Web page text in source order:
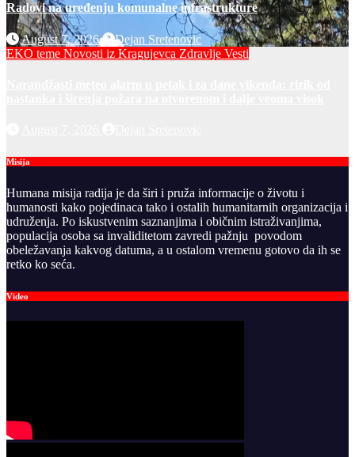
Radovi na uređenju komunalne infrastrukture
August 7, 2026
Dejan Sretenovic
EKO teme Novosti iz Kragujevca Zdravlje Vesti
Misija
Humana misija radija je da širi i pruža informacije o životu i
humanosti kako pojedinaca tako i ostalih humanitarnih organizacija i
udruženja. Po iskustvenim saznanjima i običnim istraživanjima,
populacija osoba sa invaliditetom zavredi pažnju povodom
obeležavanja kakvog datuma, a u ostalom vremenu gotovo da ih se
retko ko seća.
Video